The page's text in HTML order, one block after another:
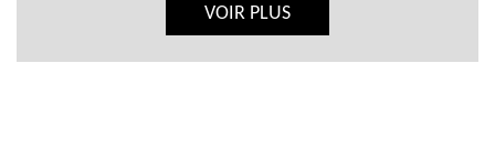
VOIR PLUS